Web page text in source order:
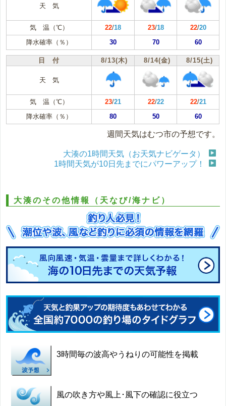
天 気
気 温（℃） 22/18 23/18 22/20
降水確率（％）
30 70 60
日 付 8/13(木) 8/14(金) 8/15(土)
天 気
気 温（℃） 23/21 22/22 22/21
降水確率（％）
80 50 60
週間天気はむつ市の予想です。
大湊の1時間天気（お天気ナビゲータ）
1時間天気が10日先までにパワーアップ！
大湊のその他情報（天なび/海ナビ）
3時間毎の波高やうねりの可能性を掲載
風の吹き方や風上･風下の確認に役立つ